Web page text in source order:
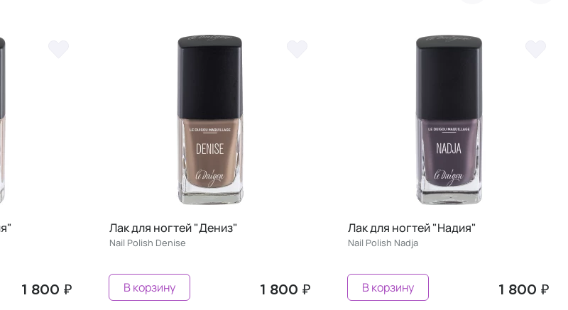
1 800 ₽
Лак для ногтей "Надия"
Nail Polish Nadja
1 800 ₽
В корзину
Лак для ногтей "Мишель"
Nail Polish Michelle
1 800 ₽
В корзину